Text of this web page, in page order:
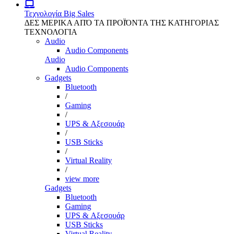
Τεχνολογία Big Sales
ΔΕΣ ΜΕΡΙΚΑ ΑΠΌ ΤΑ ΠΡΟΪΌΝΤΑ ΤΗΣ ΚΑΤΗΓΟΡΙΑΣ
ΤΕΧΝΟΛΟΓΙΑ
Audio
Audio Components
Audio
Audio Components
Gadgets
Bluetooth
/
Gaming
/
UPS & Αξεσουάρ
/
USB Sticks
/
Virtual Reality
/
view more
Gadgets
Bluetooth
Gaming
UPS & Αξεσουάρ
USB Sticks